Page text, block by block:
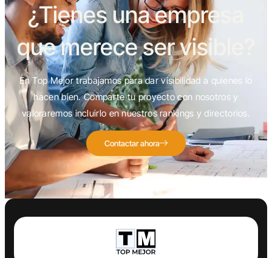
¿Tienes una empresa
que merece ser visible?
En Top Mejor trabajamos para dar visibilidad a quienes lo
hacen bien. Comparte tu proyecto con nosotros y
valoraremos incluirlo en nuestros rankings y directorios.
Contactar ahora